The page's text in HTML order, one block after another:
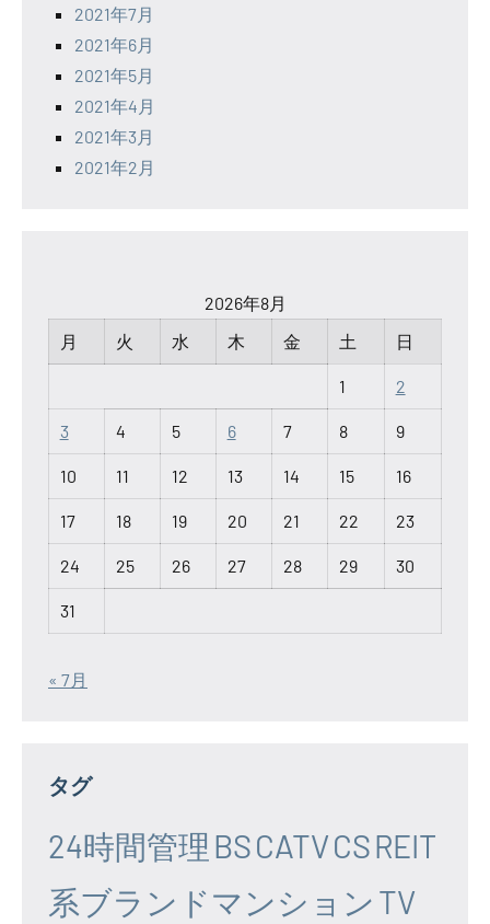
2021年7月
2021年6月
2021年5月
2021年4月
2021年3月
2021年2月
2026年8月
月
火 水 木 金 土 日
1 2
3 4 5 6 7 8 9
10 11 12 13 14 15 16
17 18 19 20 21 22 23
24 25 26 27 28 29 30
31
« 7月
タグ
24時間管理 BSCATVCSREIT
系ブランドマンション TV